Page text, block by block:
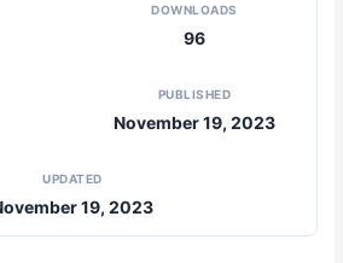
DOWNLOADS
96
PUBLISHED
November 19, 2023
UPDATED
19, 2023